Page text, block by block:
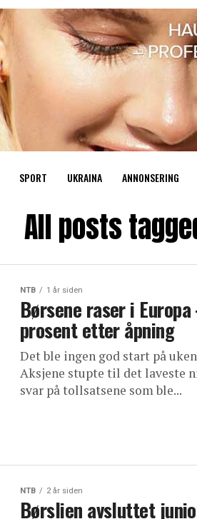
SPORT UKRAINA ANNONSERING
All posts
NTB 1 år siden
Børsene raser i
prosent etter åpning
Det ble ingen god start på
Aksjene stupte til det laveste
svar på tollsatsene som ble...
NTB 2 år siden
Børslien avsluttet